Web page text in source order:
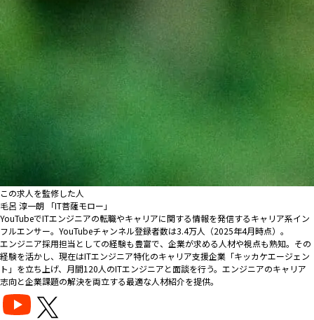
この求人を監修した人
毛呂 淳一朗 「IT菩薩モロー」
YouTubeでITエンジニアの転職やキャリアに関する情報を発信するキャリア系イン
フルエンサー。YouTubeチャンネル登録者数は3.4万人（2025年4月時点）。
エンジニア採用担当としての経験も豊富で、企業が求める人材や視点も熟知。その
経験を活かし、現在はITエンジニア特化のキャリア支援企業「キッカケエージェン
ト」を立ち上げ、月間120人のITエンジニアと面談を行う。エンジニアのキャリア
志向と企業課題の解決を両立する最適な人材紹介を提供。